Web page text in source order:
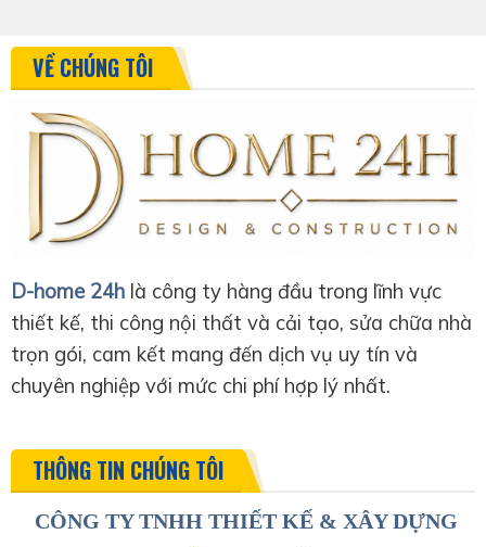
VỀ CHÚNG TÔI
D-home 24h là công ty hàng đầu trong lĩnh vực
thiết kế, thi công nội thất và cải tạo, sửa chữa nhà
trọn gói, cam kết mang đến dịch vụ uy tín và
chuyên nghiệp với mức chi phí hợp lý nhất.
THÔNG TIN CHÚNG TÔI
CÔNG TY TNHH THIẾT KẾ & XÂY DỰNG